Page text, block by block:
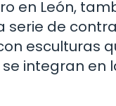
en León,
serie de
esculturas
integran en